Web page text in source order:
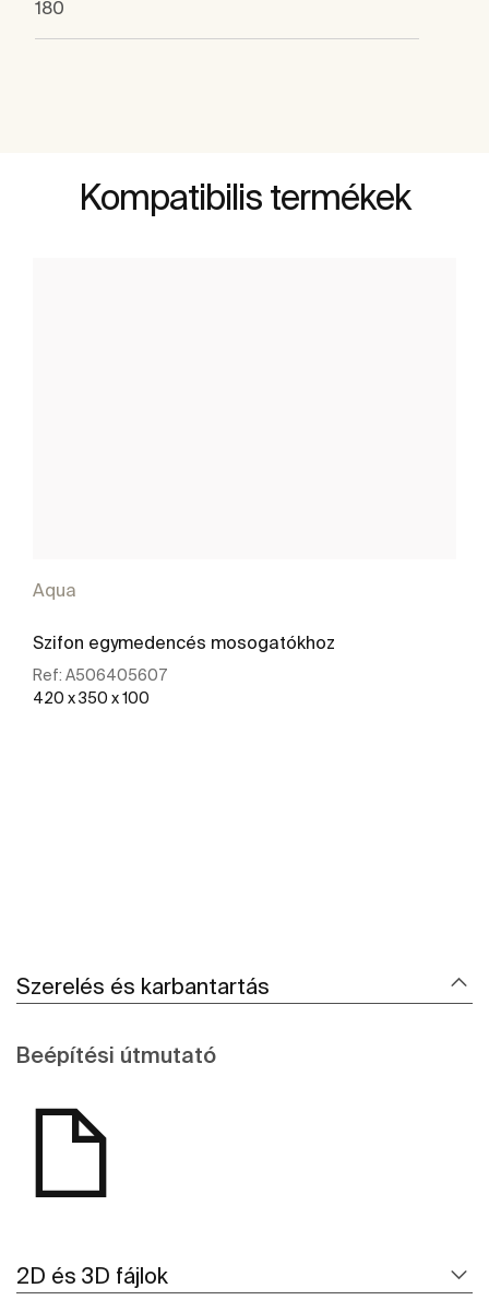
180
Kompatibilis termékek
Aqua
Szifon egymedencés mosogatókhoz
Ref: A506405607
420 x 350 x 100
Szerelés és karbantartás
Beépítési útmutató
2D és 3D fájlok